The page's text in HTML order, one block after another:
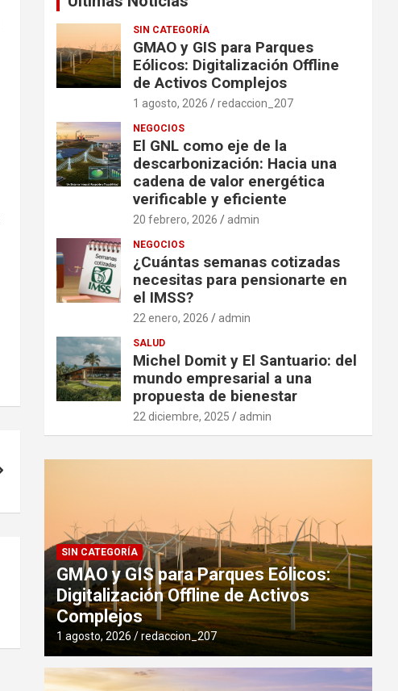
SIN CATEGORÍA
GMAO y GIS para Parques
Eólicos: Digitalización Offline
de Activos Complejos
1 agosto, 2026 redaccion_207
NEGOCIOS
El GNL como eje de la
descarbonización: Hacia una
cadena de valor energética
verificable y eficiente
20 febrero, 2026 admin
NEGOCIOS
¿Cuántas semanas cotizadas
necesitas para pensionarte en
el IMSS?
22 enero, 2026 admin
SALUD
Michel Domit y El Santuario: del
mundo empresarial a una
propuesta de bienestar
22 diciembre, 2025 admin
SIN CATEGORÍA
GMAO y GIS para Parques Eólicos:
Digitalización Offline de Activos
Complejos
1 agosto, 2026 redaccion_207